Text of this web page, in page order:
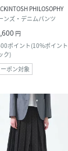
PHILOSOPHY
ンズ・デニムパンツ
円
ポイント(10%ポイント
ク)
ポン対象